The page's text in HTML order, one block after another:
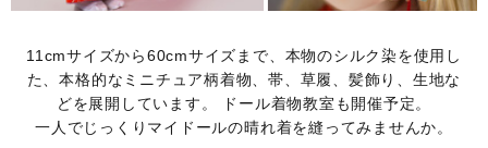
11cmサイズから60cmサイズまで、本物のシルク染を使用し
た、本格的なミニチュア柄着物、帯、草履、髪飾り、生地な
どを展開しています。 ドール着物教室も開催予定。
一人でじっくりマイドールの晴れ着を縫ってみませんか。